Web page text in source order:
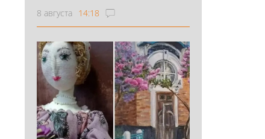
8 августа 14:18